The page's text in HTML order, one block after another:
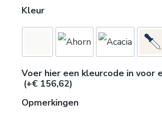
Kleur
Voer hier een kleurcode in voor
(+€ 156,62)
Opmerkingen